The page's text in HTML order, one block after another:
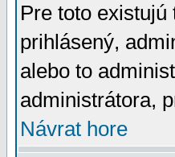
Pre toto
prihlásený,
alebo to
administrátora,
Návrat hore